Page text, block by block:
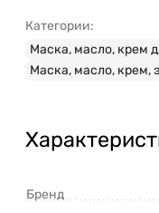
Категории:
Маска, масло, крем
Маска, масло, крем,
Бренд